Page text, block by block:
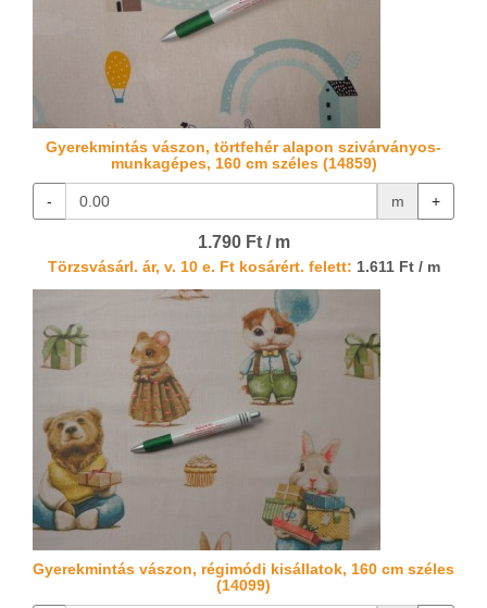
Gyerekmintás vászon, törtfehér alapon szivárványos-
munkagépes, 160 cm széles (14859)
- m +
1.790 Ft / m
Törzsvásárl. ár, v. 10 e. Ft kosárért. felett: 1.611 Ft / m
Gyerekmintás vászon, régimódi kisállatok, 160 cm széles
(14099)